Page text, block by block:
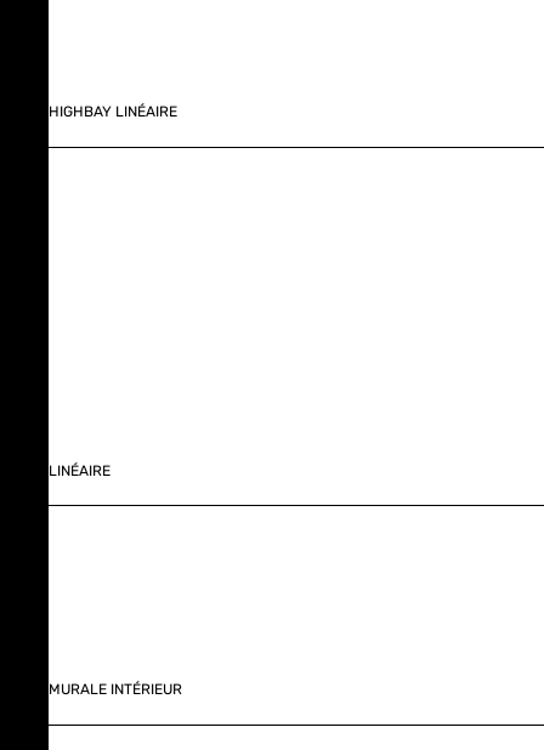
HIGHBAY LINÉAIRE
LINÉAIRE
MURALE INTÉRIEUR